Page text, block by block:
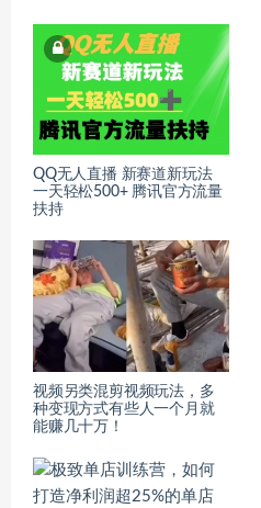
QQ无人直播 新赛道新玩法
一天轻松500+ 腾讯官方流量
扶持
视频另类混剪视频玩法，多
种变现方式有些人一个月就
能赚几十万！